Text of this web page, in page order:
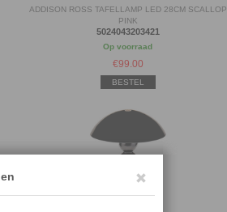
ADDISON ROSS TAFELLAMP LED 28CM SCALLOP
PINK
5024043203421
Op voorraad
€99.00
BESTEL